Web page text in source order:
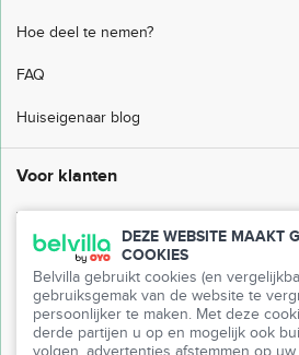
DEZE WEBSITE MAAKT
COOKIES
Belvilla gebruikt cookies (en
gebruiksgemak van de website te
persoonlijker te maken. Met deze
derde partijen u op en mogelijk ook
Hoe deel te nemen?
FAQ
Huiseigenaar blog
Voor klanten
Veelgestelde vragen
Klantenservice
Mijn Belvilla
Pers